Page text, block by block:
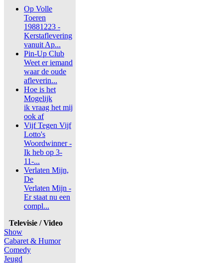
Op Volle
Toeren
19881223 -
Kerstaflevering
vanuit Ap...
Pin-Up Club
Weet er iemand
waar de oude
afleverin...
Hoe is het
Mogelijk
ik vraag het mij
ook af
Vijf Tegen Vijf
Lotto's
Woordwinner -
Ik heb op 3-
11-...
Verlaten Mijn,
De
Verlaten Mijn -
Er staat nu een
compl...
Televisie / Video
Show
Cabaret & Humor
Comedy
Jeugd